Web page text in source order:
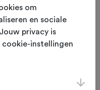
ligt het
een plek
om
en sociale
privacy is
cookie-instellingen